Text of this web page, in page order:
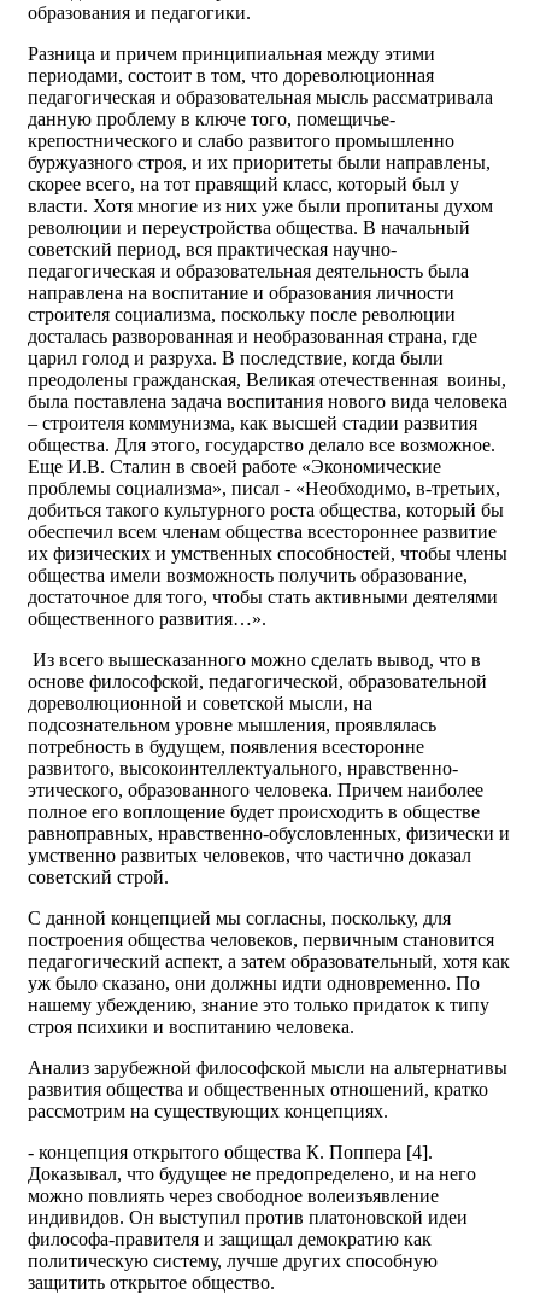
образования и педагогики.
Разница и причем принципиальная между этими
периодами, состоит в том, что дореволюционная
педагогическая и образовательная мысль рассматривала
данную проблему в ключе того, помещичье-
крепостнического и слабо развитого промышленно
буржуазного строя, и их приоритеты были направлены,
скорее всего, на тот правящий класс, который был у
власти. Хотя многие из них уже были пропитаны духом
революции и переустройства общества. В начальный
советский период, вся практическая научно-
педагогическая и образовательная деятельность была
направлена на воспитание и образования личности
строителя социализма, поскольку после революции
досталась разворованная и необразованная страна, где
царил голод и разруха. В последствие, когда были
преодолены гражданская, Великая отечественная воины,
была поставлена задача воспитания нового вида человека
– строителя коммунизма, как высшей стадии развития
общества. Для этого, государство делало все возможное.
Еще И.В. Сталин в своей работе «Экономические
проблемы социализма», писал - «Необходимо, в‑третьих,
добиться такого культурного роста общества, который бы
обеспечил всем членам общества всестороннее развитие
их физических и умственных способностей, чтобы члены
общества имели возможность получить образование,
достаточное для того, чтобы стать активными деятелями
общественного развития…».
Из всего вышесказанного можно сделать вывод, что в
основе философской, педагогической, образовательной
дореволюционной и советской мысли, на
подсознательном уровне мышления, проявлялась
потребность в будущем, появления всесторонне
развитого, высокоинтеллектуального, нравственно-
этического, образованного человека. Причем наиболее
полное его воплощение будет происходить в обществе
равноправных, нравственно-обусловленных, физически и
умственно развитых человеков, что частично доказал
советский строй.
С данной концепцией мы согласны, поскольку, для
построения общества человеков, первичным становится
педагогический аспект, а затем образовательный, хотя как
уж было сказано, они должны идти одновременно. По
нашему убеждению, знание это только придаток к типу
строя психики и воспитанию человека.
Анализ зарубежной философской мысли на альтернативы
развития общества и общественных отношений, кратко
рассмотрим на существующих концепциях.
- концепция открытого общества К. Поппера [4].
Доказывал, что будущее не предопределено, и на него
можно повлиять через свободное волеизъявление
индивидов. Он выступил против платоновской идеи
философа-правителя и защищал демократию как
политическую систему, лучше других способную
защитить открытое общество.